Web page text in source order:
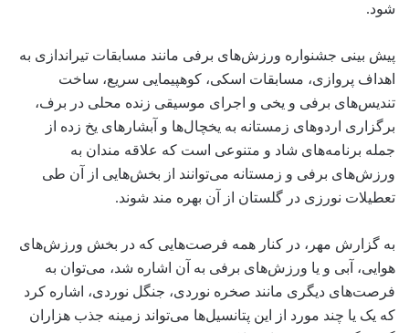
شود.
پیش بینی جشنواره ورزش‌های برفی مانند مسابقات تیراندازی به
اهداف پروازی، مسابقات اسکی، کوهپیمایی سریع، ساخت
تندیس‌های برفی و یخی و اجرای موسیقی زنده محلی در برف،
برگزاری اردوهای زمستانه به یخچال‌ها و آبشارهای یخ زده از
جمله برنامه‌های شاد و متنوعی است که علاقه مندان به
ورزش‌های برفی و زمستانه می‌توانند از بخش‌هایی از آن طی
تعطیلات نورزی در گلستان از آن بهره مند شوند.
به گزارش مهر، در کنار همه فرصت‌هایی که در بخش ورزش‌های
هوایی، آبی و یا ورزش‌های برفی به آن اشاره شد، می‌توان به
فرصت‌های دیگری مانند صخره نوردی، جنگل نوردی، اشاره کرد
که یک یا چند مورد از این پتانسیل‌ها می‌تواند زمینه جذب هزاران